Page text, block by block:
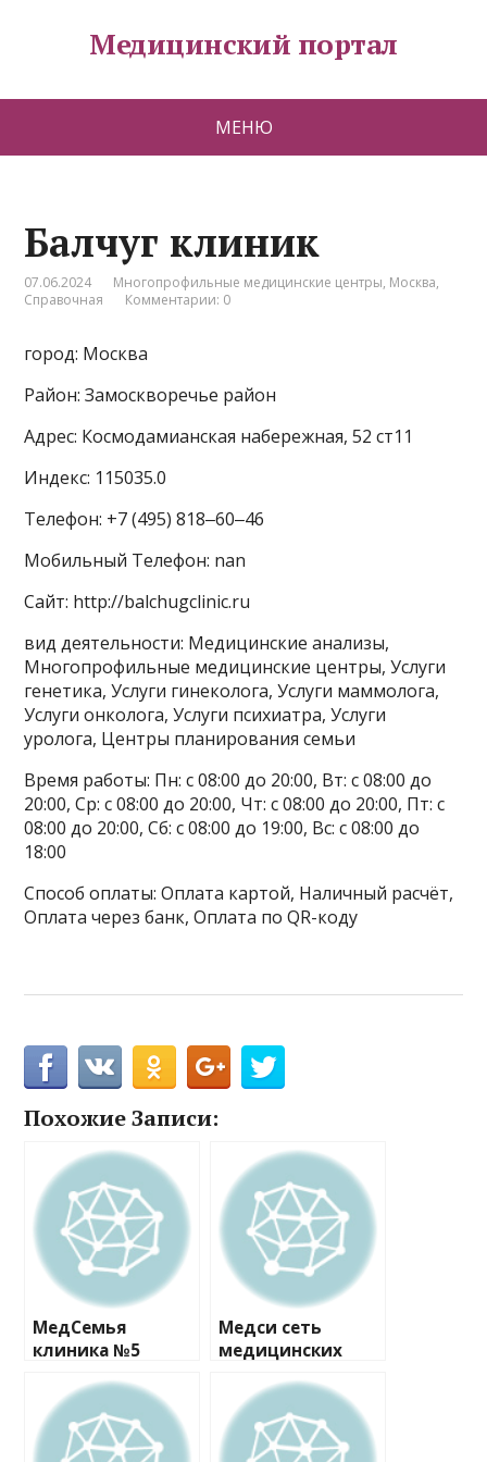
Медицинский портал
МЕНЮ
Балчуг клиник
07.06.2024 Многопрофильные медицинские центры, Москва,
Справочная
Комментарии: 0
город: Москва
Район: Замоскворечье район
Адрес: Космодамианская набережная, 52 ст11
Индекс: 115035.0
Телефон: +7 (495) 818‒60‒46
Мобильный Телефон: nan
Сайт: http://balchugclinic.ru
вид деятельности: Медицинские анализы,
Многопрофильные медицинские центры, Услуги
генетика, Услуги гинеколога, Услуги маммолога,
Услуги онколога, Услуги психиатра, Услуги
уролога, Центры планирования семьи
Время работы: Пн: с 08:00 до 20:00, Вт: с 08:00 до
20:00, Ср: с 08:00 до 20:00, Чт: с 08:00 до 20:00, Пт: с
08:00 до 20:00, Сб: с 08:00 до 19:00, Вс: с 08:00 до
18:00
Способ оплаты: Оплата картой, Наличный расчёт,
Оплата через банк, Оплата по QR-коду
Похожие Записи:
МедСемья
клиника №5
Медси сеть
медицинских